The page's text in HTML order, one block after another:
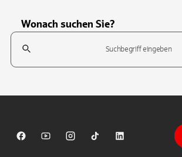
Wonach suchen Sie?
Suchfeld
Sparkasse auf Facebook
Sparkasse auf Youtube
Sparkasse auf Instagram
Sparkasse auf TikTok
Sparkasse auf